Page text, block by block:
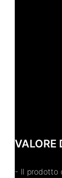
VALORE
- Il prodotto